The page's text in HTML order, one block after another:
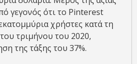
γεγονός ότι το Pinterest
χρήστες κατά τη
τριμήνου του 2020,
της τάξης του 37%.